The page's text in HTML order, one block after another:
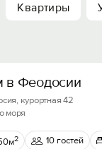
Квартиры
в Феодосии
курортная 42
моря
2 10 гостей